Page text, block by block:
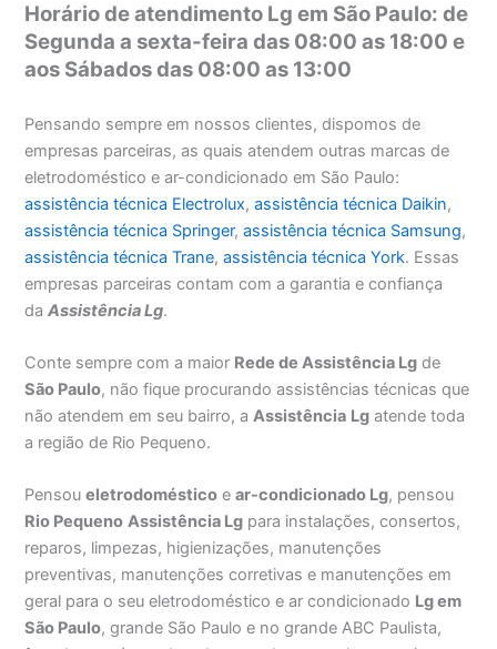
Horário de atendimento Lg em São Paulo: de
Segunda a sexta-feira das 08:00 as 18:00 e
aos Sábados das 08:00 as 13:00
Pensando sempre em nossos clientes, dispomos de
empresas parceiras, as quais atendem outras marcas de
eletrodoméstico e ar-condicionado em São Paulo:
assistência técnica Electrolux,assistência técnica Daikin,
assistência técnica Springer,assistência técnica Samsung,
assistência técnica Trane,assistência técnica York. Essas
empresas parceiras contam com a garantia e confiança
daAssistência Lg.
Conte sempre com a maior Rede de Assistência Lg de
São Paulo, não fique procurando assistências técnicas que
não atendem em seu bairro, aAssistência Lg atende toda
a região de Rio Pequeno.
Pensoueletrodoméstico ear-condicionado Lg, pensou
Rio Pequeno Assistência Lg para instalações, consertos,
reparos, limpezas, higienizações, manutenções
preventivas, manutenções corretivas e manutenções em
geral para o seu eletrodoméstico e ar condicionado Lg em
São Paulo, grande São Paulo e no grande ABC Paulista,